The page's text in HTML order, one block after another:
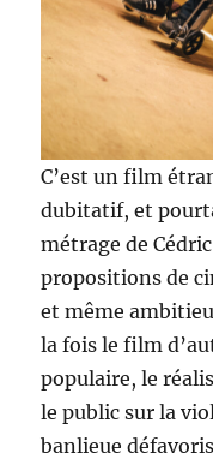
C’est un film
dubitatif, et
métrage de
propositions de
et même
la fois le film
populaire, le
le public sur la
banlieue